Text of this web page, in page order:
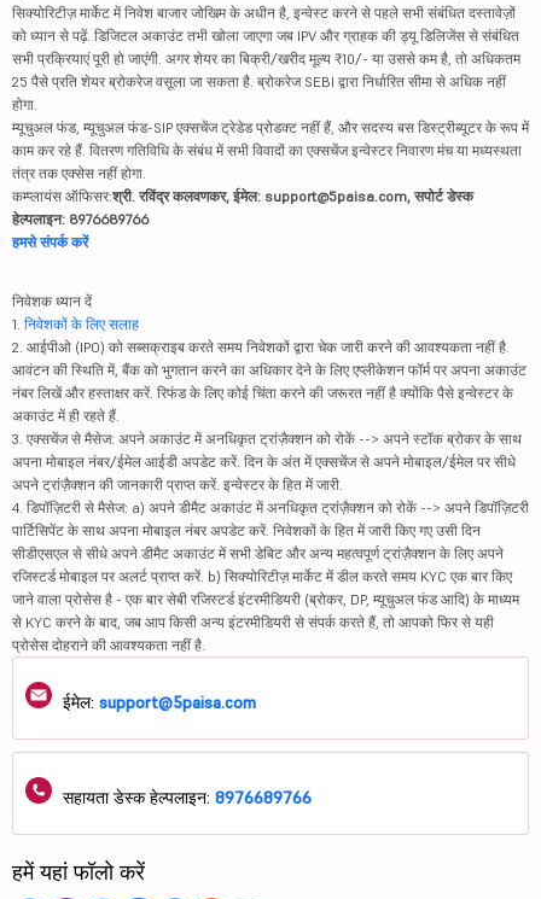
सिक्योरिटीज़ मार्केट में निवेश बाजार जोखिम के अधीन है, इन्वेस्ट करने से पहले सभी संबंधित दस्तावेज़ों
को ध्यान से पढ़ें. डिजिटल अकाउंट तभी खोला जाएगा जब IPV और ग्राहक की ड्यू डिलिजेंस से संबंधित
सभी प्रक्रियाएं पूरी हो जाएंगी. अगर शेयर का बिक्री/खरीद मूल्य ₹10/- या उससे कम है, तो अधिकतम
25 पैसे प्रति शेयर ब्रोकरेज वसूला जा सकता है. ब्रोकरेज SEBI द्वारा निर्धारित सीमा से अधिक नहीं
होगा.
म्यूचुअल फंड, म्यूचुअल फंड-SIP एक्सचेंज ट्रेडेड प्रोडक्ट नहीं हैं, और सदस्य बस डिस्ट्रीब्यूटर के रूप में
काम कर रहे हैं. वितरण गतिविधि के संबंध में सभी विवादों का एक्सचेंज इन्वेस्टर निवारण मंच या मध्यस्थता
तंत्र तक एक्सेस नहीं होगा.
कम्प्लायंस ऑफिसर:श्री. रविंद्र कलवणकर, ईमेल: support@5paisa.com, सपोर्ट डेस्क
हेल्पलाइन: 8976689766
हमसे संपर्क करें
निवेशक ध्यान दें
1. निवेशकों के लिए सलाह
2. आईपीओ (IPO) को सब्सक्राइब करते समय निवेशकों द्वारा चेक जारी करने की आवश्यकता नहीं है.
आवंटन की स्थिति में, बैंक को भुगतान करने का अधिकार देने के लिए एप्लीकेशन फॉर्म पर अपना अकाउंट
नंबर लिखें और हस्ताक्षर करें. रिफंड के लिए कोई चिंता करने की जरूरत नहीं है क्योंकि पैसे इन्वेस्टर के
अकाउंट में ही रहते हैं.
3. एक्सचेंज से मैसेज: अपने अकाउंट में अनधिकृत ट्रांज़ैक्शन को रोकें --> अपने स्टॉक ब्रोकर के साथ
अपना मोबाइल नंबर/ईमेल आईडी अपडेट करें. दिन के अंत में एक्सचेंज से अपने मोबाइल/ईमेल पर सीधे
अपने ट्रांज़ैक्शन की जानकारी प्राप्त करें. इन्वेस्टर के हित में जारी.
4. डिपॉज़िटरी से मैसेज: a) अपने डीमैट अकाउंट में अनधिकृत ट्रांज़ैक्शन को रोकें --> अपने डिपॉज़िटरी
पार्टिसिपेंट के साथ अपना मोबाइल नंबर अपडेट करें. निवेशकों के हित में जारी किए गए उसी दिन
सीडीएसएल से सीधे अपने डीमैट अकाउंट में सभी डेबिट और अन्य महत्वपूर्ण ट्रांज़ैक्शन के लिए अपने
रजिस्टर्ड मोबाइल पर अलर्ट प्राप्त करें. b) सिक्योरिटीज़ मार्केट में डील करते समय KYC एक बार किए
जाने वाला प्रोसेस है - एक बार सेबी रजिस्टर्ड इंटरमीडियरी (ब्रोकर, DP, म्यूचुअल फंड आदि) के माध्यम
से KYC करने के बाद, जब आप किसी अन्य इंटरमीडियरी से संपर्क करते हैं, तो आपको फिर से यही
प्रोसेस दोहराने की आवश्यकता नहीं है.
ईमेल: support@5paisa.com
सहायता डेस्क हेल्पलाइन: 8976689766
हमें यहां फॉलो करें